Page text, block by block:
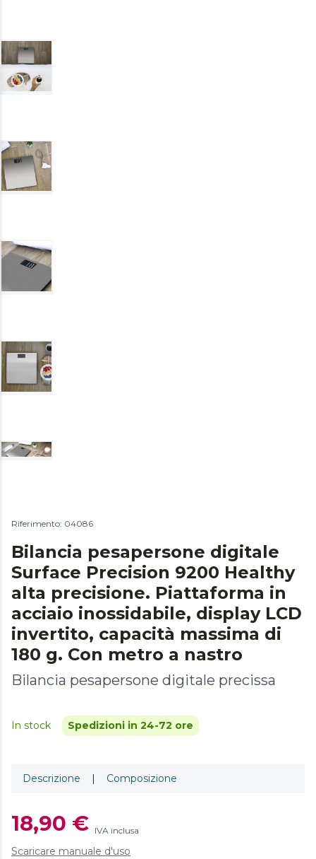
Riferimento: 04086
Bilancia pesapersone digitale
Surface Precision 9200 Healthy
alta precisione. Piattaforma in
acciaio inossidabile, display LCD
invertito, capacità massima di
180 g. Con metro a nastro
Bilancia pesapersone digitale precissa
In stock Spedizioni in 24-72 ore
Descrizione Composizione
18,90 € IVA inclusa
Scaricare manuale d'uso